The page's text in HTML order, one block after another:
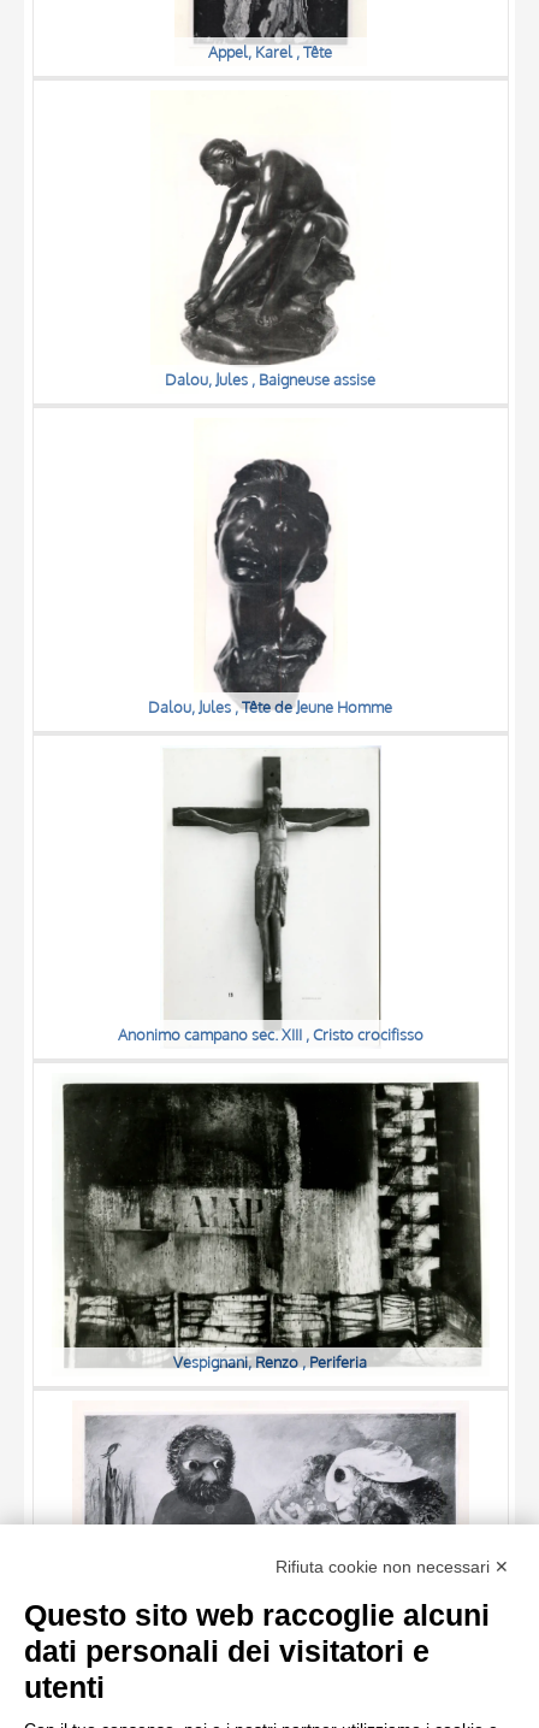
Appel, Karel , Tête
Dalou, Jules , Baigneuse assise
Dalou, Jules , Tête de Jeune Homme
Anonimo campano sec. XIII , Cristo crocifisso
Vespignani, Renzo , Periferia
Boyd, Arthur , Bridegroom waiting for his bride to grow up
OGGETTO
LOCALIZZAZIONE
Rifiuta cookie non necessari ✕
Questo sito web raccoglie alcuni
dati personali dei visitatori e
utenti